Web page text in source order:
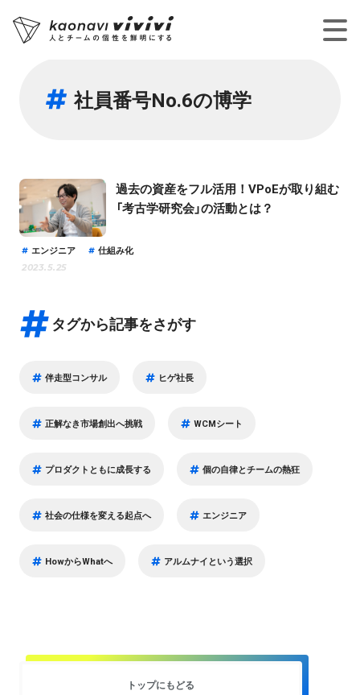
社員番号No.6の博学
過去の資産をフル活用！VPoEが取り組む
「考古学研究会」の活動とは？
エンジニア
仕組み化
2023.5.25
タグから記事をさがす
伴走型コンサル ヒゲ社長
正解なき市場創出へ挑戦 WCMシート
プロダクトともに成長する 個の自律とチームの熱狂
社会の仕様を変える起点へ エンジニア
HowからWhatへ アルムナイという選択
トップにもどる